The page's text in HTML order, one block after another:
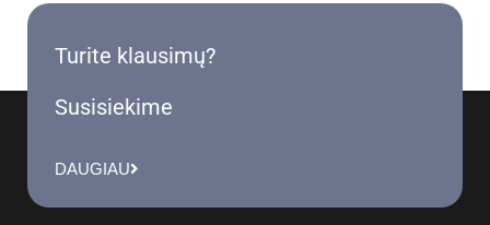
Turite klausimų?
Susisiekime
DAUGIAU